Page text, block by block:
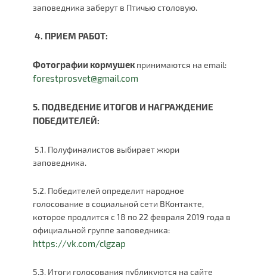
заповедника заберут в Птичью столовую.
4. ПРИЕМ РАБОТ:
Фотографии кормушек принимаются на email:
forestprosvet@gmail.com
5. ПОДВЕДЕНИЕ ИТОГОВ И НАГРАЖДЕНИЕ
ПОБЕДИТЕЛЕЙ:
5.1. Полуфиналистов выбирает жюри
заповедника.
5.2. Победителей определит народное
голосование в социальной сети ВКонтакте,
которое продлится с 18 по 22 февраля 2019 года в
официальной группе заповедника:
https://vk.com/clgzap
5.3. Итоги голосования публикуются на сайте